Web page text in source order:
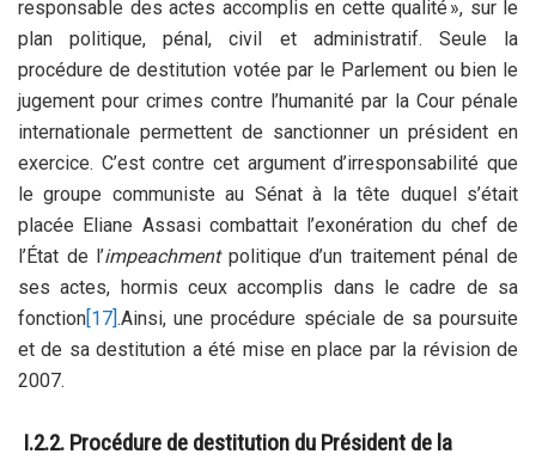
responsable des actes accomplis en cette qualité », sur le
plan politique, pénal, civil et administratif. Seule la
procédure de destitution votée par le Parlement ou bien le
jugement pour crimes contre l’humanité par la Cour pénale
internationale permettent de sanctionner un président en
exercice. C’est contre cet argument d’irresponsabilité que
le groupe communiste au Sénat à la tête duquel s’était
placée Eliane Assasi combattait l’exonération du chef de
l’État de l’impeachment politique d’un traitement pénal de
ses actes, hormis ceux accomplis dans le cadre de sa
fonction[17].Ainsi, une procédure spéciale de sa poursuite
et de sa destitution a été mise en place par la révision de
2007.
I.2.2. Procédure de destitution du Président de la